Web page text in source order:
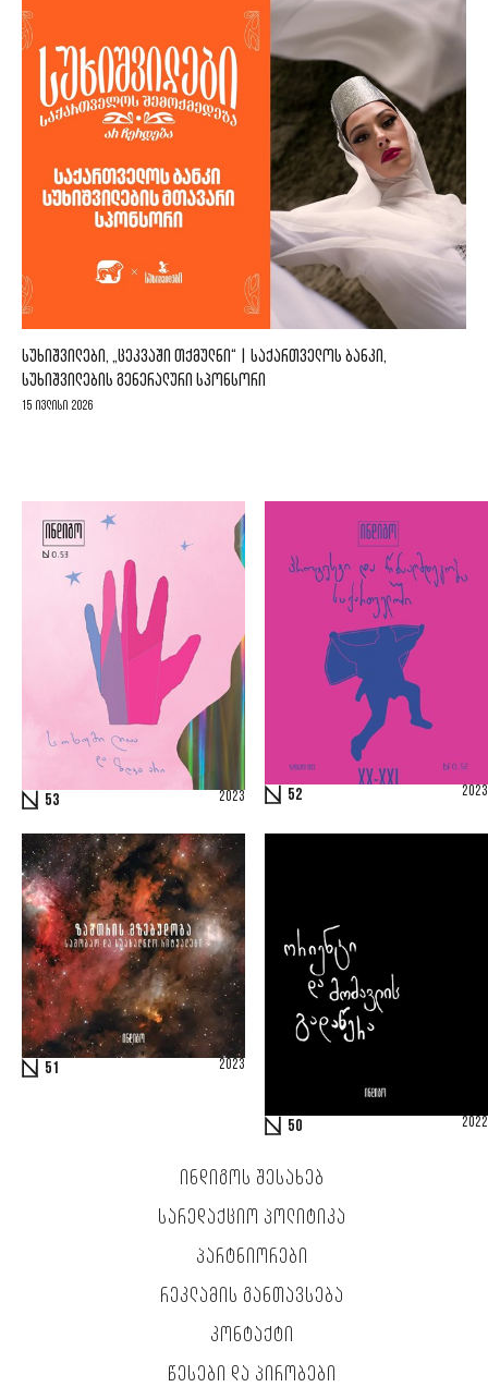
ᲡᲣᲮᲘᲨᲕᲘᲚᲔᲑᲘ, „ᲪᲔᲙᲕᲐᲨᲘ ᲗᲥᲛᲣᲚᲜᲘ“ | ᲡᲐᲥᲐᲠᲗᲕᲔᲚᲝᲡ ᲑᲐᲜᲙᲘ,
ᲡᲣᲮᲘᲨᲕᲘᲚᲔᲑᲘᲡ ᲒᲔᲜᲔᲠᲐᲚᲣᲠᲘ ᲡᲞᲝᲜᲡᲝᲠᲘ
15 ივლისი 2026
53 2023 52 2023
51 2023
50 2022
ᲘᲜᲓᲘᲒᲝᲡ ᲨᲔᲡᲐᲮᲔᲑ
ᲡᲐᲠᲔᲓᲐᲥᲪᲘᲝ ᲞᲝᲚᲘᲢᲘᲙᲐ
ᲞᲐᲠᲢᲜᲘᲝᲠᲔᲑᲘ
ᲠᲔᲙᲚᲐᲛᲘᲡ ᲒᲐᲜᲗᲐᲕᲡᲔᲑᲐ
ᲙᲝᲜᲢᲐᲥᲢᲘ
ᲬᲔᲡᲔᲑᲘ ᲓᲐ ᲞᲘᲠᲝᲑᲔᲑᲘ